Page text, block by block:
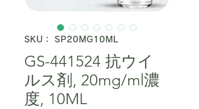
SKU： SP20MG10ML
GS-441524 抗ウイ
ルス剤, 20mg/ml濃
度, 10ML